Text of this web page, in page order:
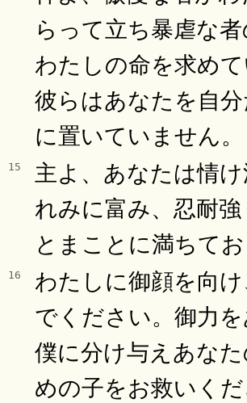
らって立ち暴虐な
わたしの命を求めて
彼らはあなたを自
に置いていません。
15
主よ、あなたは情
れみに富み、忍耐
とまことに満ちてお
16
わたしに御顔を向
でください。御力
僕に分け与えあな
めの子をお救いくだ